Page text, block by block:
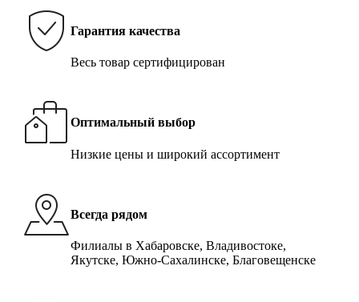
Гарантия качества
Весь товар сертифицирован
Оптимальный выбор
Низкие цены и широкий ассортимент
Всегда рядом
Филиалы в Хабаровске, Владивостоке,
Якутске, Южно-Сахалинске, Благовещенске